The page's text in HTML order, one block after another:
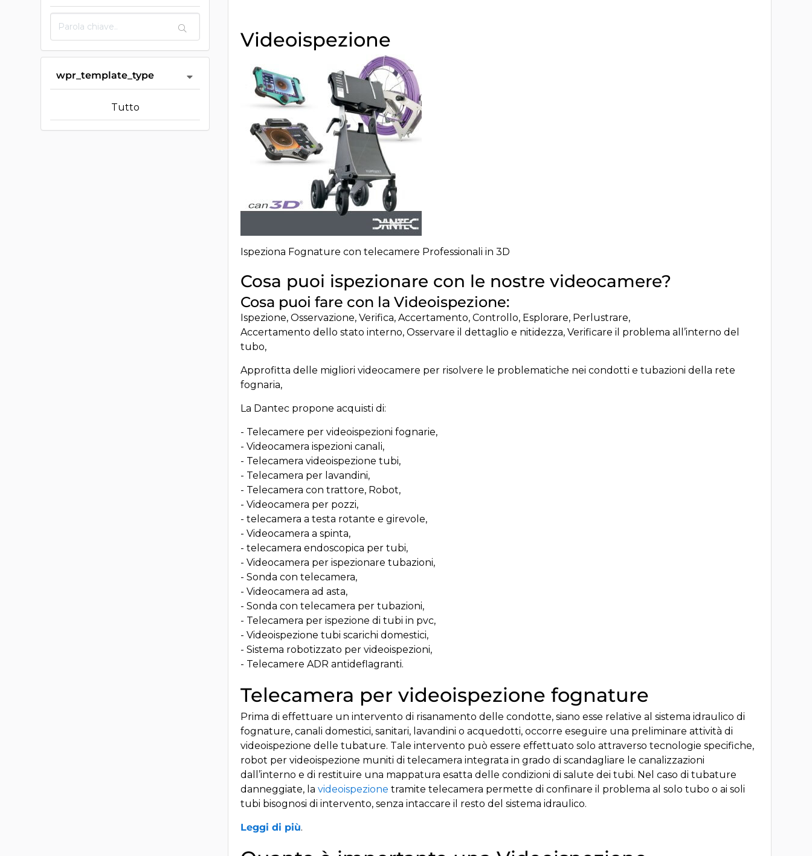
wpr_template_type
Tutto
Videoispezione
Ispeziona Fognature con telecamere Professionali in 3D
Cosa puoi ispezionare con le nostre videocamere?
Cosa puoi fare con la Videoispezione:
Ispezione, Osservazione, Verifica, Accertamento, Controllo, Esplorare, Perlustrare,
Accertamento dello stato interno, Osservare il dettaglio e nitidezza, Verificare il problema all’interno del
tubo,
Approfitta delle migliori videocamere per risolvere le problematiche nei condotti e tubazioni della rete
fognaria,
La Dantec propone acquisti di:
- Telecamere per videoispezioni fognarie,
- Videocamera ispezioni canali,
- Telecamera videoispezione tubi,
- Telecamera per lavandini,
- Telecamera con trattore, Robot,
- Videocamera per pozzi,
- telecamera a testa rotante e girevole,
- Videocamera a spinta,
- telecamera endoscopica per tubi,
- Videocamera per ispezionare tubazioni,
- Sonda con telecamera,
- Videocamera ad asta,
- Sonda con telecamera per tubazioni,
- Telecamera per ispezione di tubi in pvc,
- Videoispezione tubi scarichi domestici,
- Sistema robotizzato per videoispezioni,
- Telecamere ADR antideflagranti.
Telecamera per videoispezione fognature
Prima di effettuare un intervento di risanamento delle condotte, siano esse relative al sistema idraulico di
fognature, canali domestici, sanitari, lavandini o acquedotti, occorre eseguire una preliminare attività di
videoispezione delle tubature. Tale intervento può essere effettuato solo attraverso tecnologie specifiche,
robot per videoispezione muniti di telecamera integrata in grado di scandagliare le canalizzazioni
dall’interno e di restituire una mappatura esatta delle condizioni di salute dei tubi. Nel caso di tubature
danneggiate, la videoispezione tramite telecamera permette di confinare il problema al solo tubo o ai soli
tubi bisognosi di intervento, senza intaccare il resto del sistema idraulico.
Leggi di più.